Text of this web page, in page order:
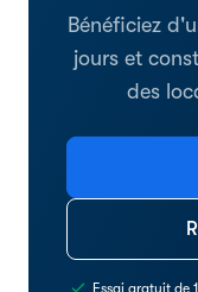
Bénéficiez
jours et
des
Essai gratuit de